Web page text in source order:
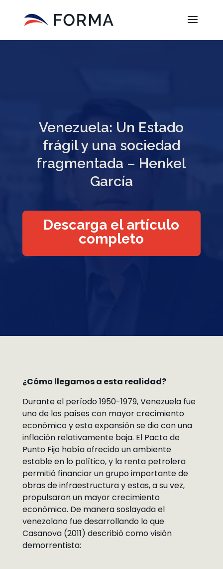
Venezuela: Un Estado
frágil y una sociedad
fragmentada – Henkel
García
Descarga el artículo
completo
¿Cómo llegamos a esta realidad?
Durante el período 1950-1979, Venezuela fue
uno de los países con mayor crecimiento
económico y esta expansión se dio con una
inflación relativamente baja. El Pacto de
Punto Fijo había ofrecido un ambiente
estable en lo político, y la renta petrolera
permitió financiar un grupo importante de
obras de infraestructura y estas, a su vez,
propulsaron un mayor crecimiento
económico. De manera soslayada el
venezolano fue desarrollando lo que
Casanova (2011) describió como visión
demorrentista: